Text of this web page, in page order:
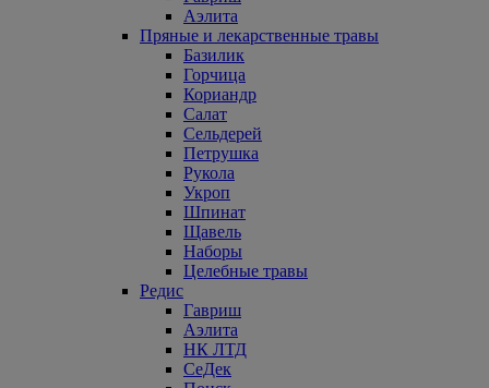
Аэлита
Пряные и лекарственные травы
Базилик
Горчица
Кориандр
Салат
Сельдерей
Петрушка
Рукола
Укроп
Шпинат
Щавель
Наборы
Целебные травы
Редис
Гавриш
Аэлита
НК ЛТД
СеДек